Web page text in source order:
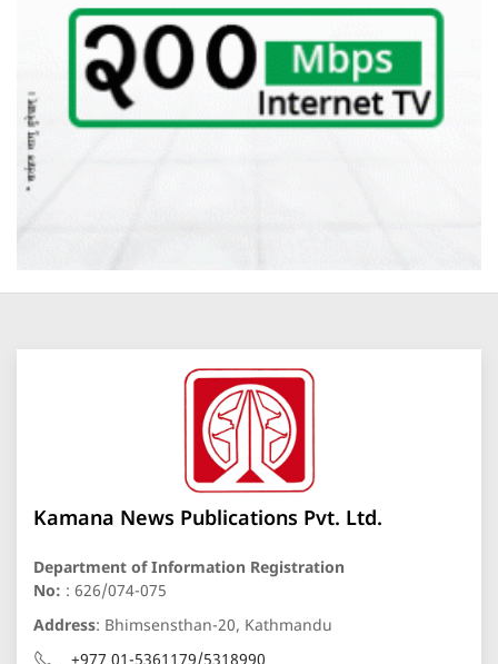
Kamana News Publications Pvt. Ltd.
Department of Information Registration
No: : 626/074-075
Address: Bhimsensthan-20, Kathmandu